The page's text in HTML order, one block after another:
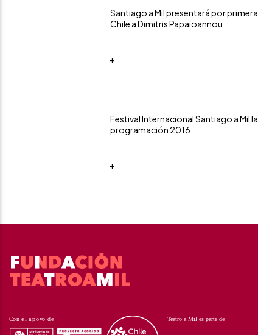
Santiago a Mil presentará por primera
Chile a Dimitris Papaioannou
+
Festival Internacional Santiago a Mil
programación 2016
+